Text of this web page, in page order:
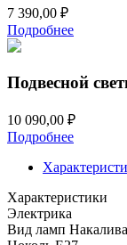
7 390,00 ₽
Подробнее
Подвесной
10 090,00 ₽
Подробнее
Характеристики
Электрика
Вид ламп